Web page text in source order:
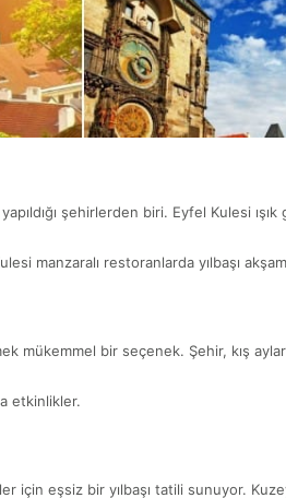
şehirlerden biri. Eyfel Kulesi
manzaralı restoranlarda yılbaşı
mükemmel bir seçenek. Şehir, kış
etkinlikler.
eşsiz bir yılbaşı tatili sunuyor. Kuzey